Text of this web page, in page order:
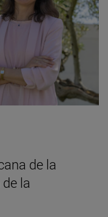
de la
la